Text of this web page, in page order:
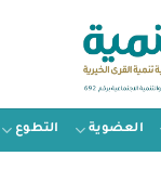
العضوية التطوع